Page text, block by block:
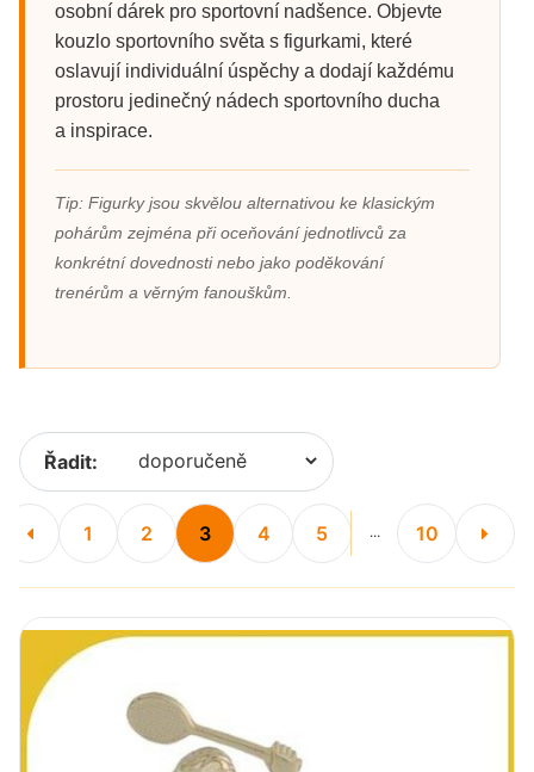
osobní dárek pro sportovní nadšence. Objevte
kouzlo sportovního světa s figurkami, které
oslavují individuální úspěchy a dodají každému
prostoru jedinečný nádech sportovního ducha
a inspirace.
Tip: Figurky jsou skvělou alternativou ke klasickým
pohárům zejména při oceňování jednotlivců za
konkrétní dovednosti nebo jako poděkování
trenérům a věrným fanouškům.
Řadit:
1 2 3 4 5 ... 10